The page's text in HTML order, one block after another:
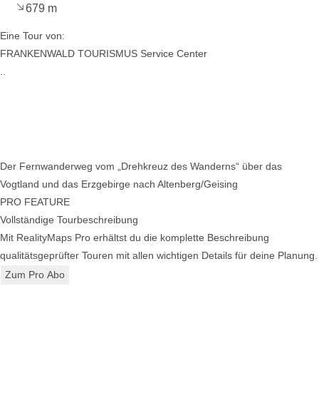
679 m
Eine Tour von:
FRANKENWALD TOURISMUS Service Center
Der Fernwanderweg vom „Drehkreuz des Wanderns“ über das
Vogtland und das Erzgebirge nach Altenberg/Geising
PRO FEATURE
Vollständige Tourbeschreibung
Mit RealityMaps Pro erhältst du die komplette Beschreibung
qualitätsgeprüfter Touren mit allen wichtigen Details für deine Planung.
Zum Pro Abo